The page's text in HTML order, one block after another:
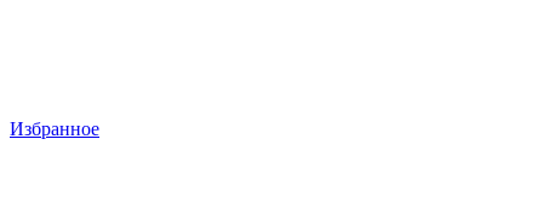
Избранное